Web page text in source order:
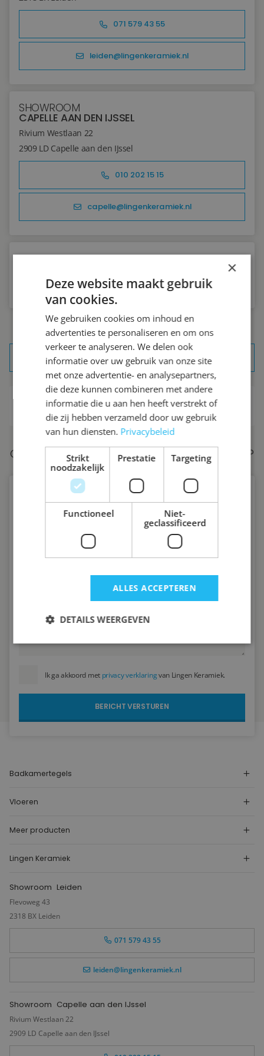
Tegelviewer
Reviews
Contact
071 579 43 55
leiden@lingenkeramiek.nl
SHOWROOM
CAPELLE AAN DEN IJSSEL
Rivium Westlaan 22
2909 LD Capelle aan den IJssel
010 202 15 15
capelle@lingenkeramiek.nl
Service verzoek
Ga naar serviceformulier
VEELGESTELDEVRAGEN
PROFESSIONALS
Welke voordelen zijn er als zakelijke klant bij
Lingen Keramiek?
GEEN ANTWOORD GEKREGEN OP UW VRAAG?
STUUR ONS EEN BERICHT.
Stuur uw bericht
Ik ga akkoord met privacy verklaringvan Lingen Keramiek.
Badkamertegels
Vloeren
Meer producten
Lingen Keramiek
Showroom Leiden
Flevoweg 43
2318 BX Leiden
071 579 43 55
leiden@lingenkeramiek.nl
Showroom Capelle aan den IJssel
Rivium Westlaan 22
2909 LD Capelle aan den IJssel
×
Deze website maakt gebruik
van cookies.
We gebruiken cookies om inhoud en
advertenties te personaliseren en om ons
verkeer te analyseren. We delen ook
informatie over uw gebruik van onze site
met onze advertentie- en analysepartners,
die deze kunnen combineren met andere
informatie die u aan hen heeft verstrekt of
die zij hebben verzameld door uw gebruik
van hun diensten. Privacybeleid
Strikt
noodzakelijk
Prestatie Targeting
Functioneel
Niet-
geclassificeerd
ALLES ACCEPTEREN
DETAILS WEERGEVEN